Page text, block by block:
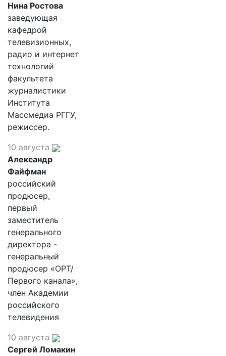
Нина Ростова
заведующая
кафедрой
телевизионных,
радио и интернет
технологий
факультета
журналистики
Института
Массмедиа РГГУ,
режиссер.
10 августа
Александр
Файфман
российский
продюсер,
первый
заместитель
генерального
директора -
генеральный
продюсер «ОРТ/
Первого канала»,
член Академии
российского
телевидения
10 августа
Сергей Ломакин